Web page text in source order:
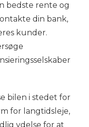
bedste rente og
din bank,
kunder.
bilen i stedet for
for langtidsleje,
ydelse for at